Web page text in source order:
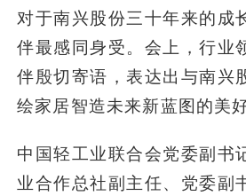
对于南兴股份三十年来的成
伴最感同身受。会上，行业
伴殷切寄语，表达出与南兴
绘家居智造未来新蓝图的美好
中国轻工业联合会党委副书
业合作总社副主任、党委副